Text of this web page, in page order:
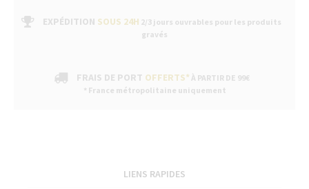
EXPÉDITION SOUS 24H 2/3 jours ouvrables pour les produits
gravés
FRAIS DE PORT OFFERTS* À PARTIR DE 99€
* France métropolitaine uniquement
LIENS RAPIDES